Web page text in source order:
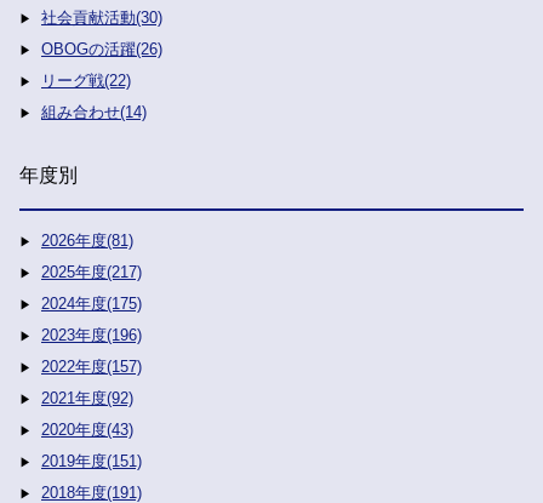
社会貢献活動(30)
OBOGの活躍(26)
リーグ戦(22)
組み合わせ(14)
年度別
2026年度(81)
2025年度(217)
2024年度(175)
2023年度(196)
2022年度(157)
2021年度(92)
2020年度(43)
2019年度(151)
2018年度(191)